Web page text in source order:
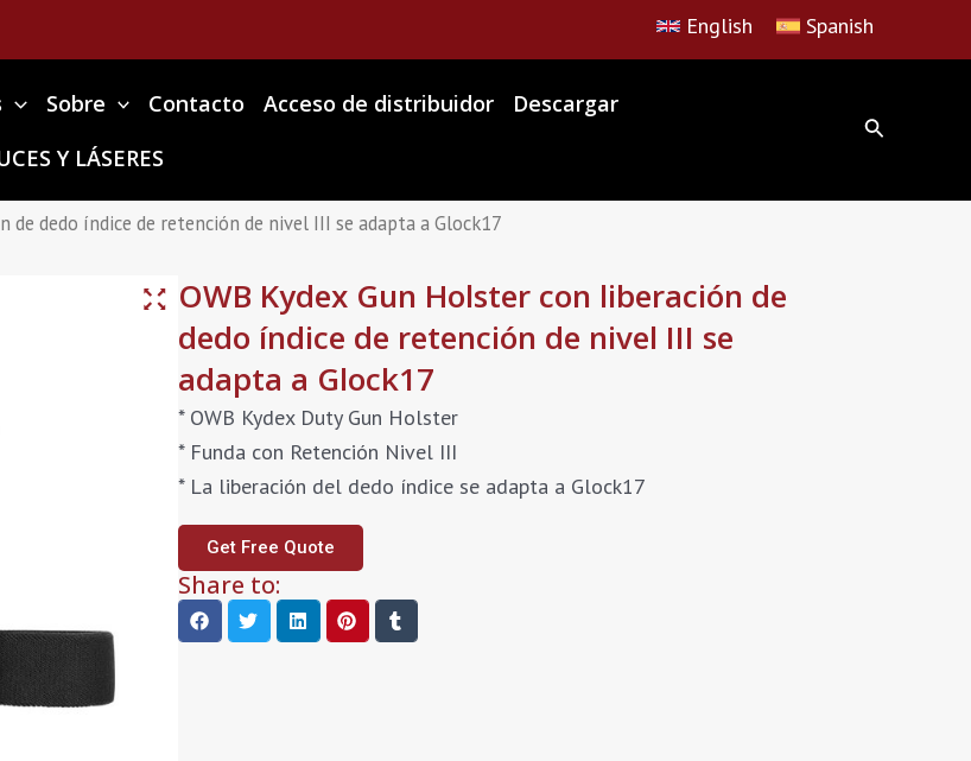
English Spanish
Sobre Contacto Acceso de distribuidor
Descargar
Y LÁSERES
de dedo índice de retención de nivel III se adapta a Glock17
OWB Kydex Gun Holster con liberación de
dedo índice de retención de nivel III se
adapta a Glock17
* OWB Kydex Duty Gun Holster
* Funda con Retención Nivel III
* La liberación del dedo índice se adapta a Glock17
Get Free Quote
Share to: